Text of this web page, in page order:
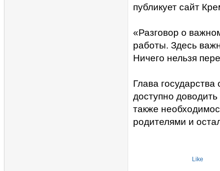
публикует сайт
«Разговор о
работы. Здесь
Ничего нельзя
Глава
доступно
также
родителями и
Like